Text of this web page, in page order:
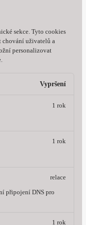
sekce. Tyto cookies
chování uživatelů a
personalizovat
Vypršení
1 rok
1 rok
připojení DNS pro
relace
1 rok